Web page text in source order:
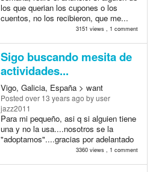
los que querian los cupones o los
cuentos, no los recibieron, que me...
3151 views , 1 comment
Sigo buscando mesita de
actividades...
Vigo, Galicia, España > want
Posted over 13 years ago by user
jazz2011
Para mi pequeño, asi q si alguien tiene
una y no la usa....nosotros se la
"adoptamos"....gracias por adelantado
3360 views , 1 comment